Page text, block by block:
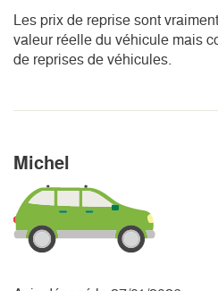
Les prix de reprise sont
valeur réelle du véhicule mais
de reprises de véhicules.
Michel